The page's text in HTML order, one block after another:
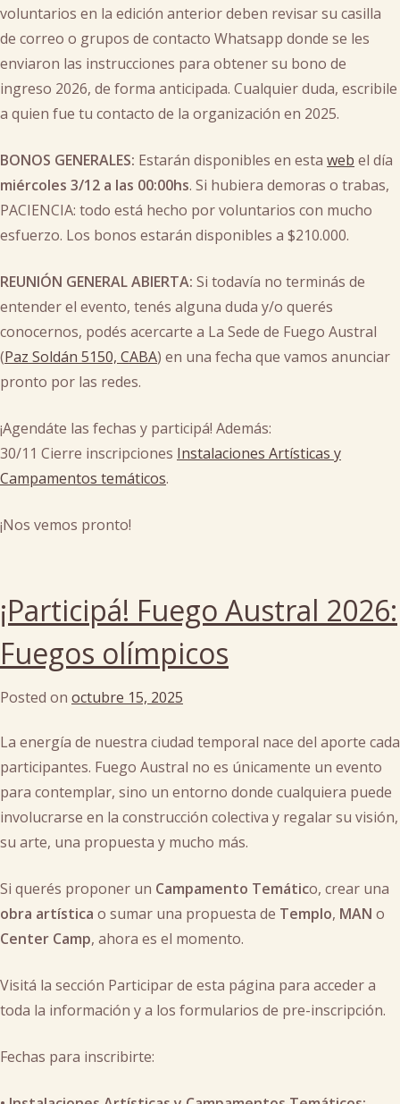
voluntarios en la edición anterior deben revisar su casilla
de correo o grupos de contacto Whatsapp donde se les
enviaron las instrucciones para obtener su bono de
ingreso 2026, de forma anticipada. Cualquier duda, escribile
a quien fue tu contacto de la organización en 2025.
BONOS GENERALES: Estarán disponibles en esta web el día
miércoles 3/12 a las 00:00hs. Si hubiera demoras o trabas,
PACIENCIA: todo está hecho por voluntarios con mucho
esfuerzo. Los bonos estarán disponibles a $210.000.
REUNIÓN GENERAL ABIERTA: Si todavía no terminás de
entender el evento, tenés alguna duda y/o querés
conocernos, podés acercarte a La Sede de Fuego Austral
(Paz Soldán 5150, CABA) en una fecha que vamos anunciar
pronto por las redes.
¡Agendáte las fechas y participá! Además:
30/11 Cierre inscripciones Instalaciones Artísticas y
Campamentos temáticos.
¡Nos vemos pronto!
bonos
¡Participá! Fuego Austral 2026:
Fuegos olímpicos
Posted on octubre 15, 2025
La energía de nuestra ciudad temporal nace del aporte cada
participantes. Fuego Austral no es únicamente un evento
para contemplar, sino un entorno donde cualquiera puede
involucrarse en la construcción colectiva y regalar su visión,
su arte, una propuesta y mucho más.
Si querés proponer un Campamento Temático, crear una
obra artística o sumar una propuesta de Templo, MAN o
Center Camp, ahora es el momento.
Visitá la sección Participar de esta página para acceder a
toda la información y a los formularios de pre-inscripción.
Fechas para inscribirte: